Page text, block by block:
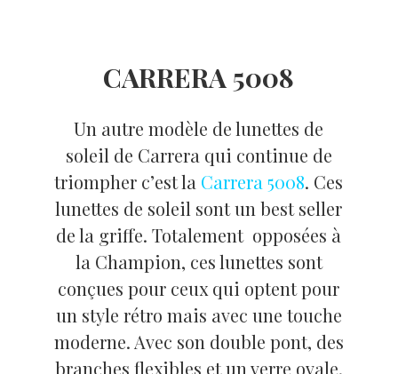
CARRERA 5008
Un autre modèle de lunettes de
soleil de Carrera qui continue de
triompher c’est la Carrera 5008. Ces
lunettes de soleil sont un best seller
de la griffe. Totalement opposées à
la Champion, ces lunettes sont
conçues pour ceux qui optent pour
un style rétro mais avec une touche
moderne. Avec son double pont, des
branches flexibles et un verre ovale,